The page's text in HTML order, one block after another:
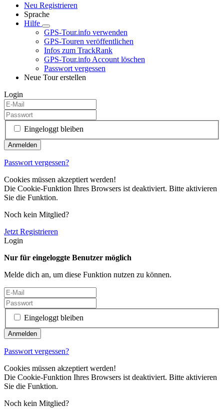
Neu Registrieren
Sprache
Hilfe
GPS-Tour.info verwenden
GPS-Touren veröffentlichen
Infos zum TrackRank
GPS-Tour.info Account löschen
Passwort vergessen
Neue Tour erstellen
Login
Eingeloggt bleiben
Passwort vergessen?
Cookies müssen akzeptiert werden!
Die Cookie-Funktion Ihres Browsers ist deaktiviert. Bitte aktivieren
Sie die Funktion.
Noch kein Mitglied?
Jetzt Registrieren
Login
Nur für eingeloggte Benutzer möglich
Melde dich an, um diese Funktion nutzen zu können.
Eingeloggt bleiben
Passwort vergessen?
Cookies müssen akzeptiert werden!
Die Cookie-Funktion Ihres Browsers ist deaktiviert. Bitte aktivieren
Sie die Funktion.
Noch kein Mitglied?